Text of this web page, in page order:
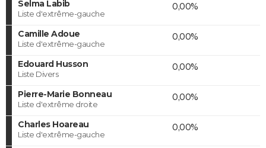
Selma Labib
Liste d'extrême-gauche
0,00%
Camille Adoue
Liste d'extrême-gauche
0,00%
Edouard Husson
Liste Divers
0,00%
Pierre-Marie Bonneau
Liste d'extrême droite
0,00%
Charles Hoareau
Liste d'extrême-gauche
0,00%